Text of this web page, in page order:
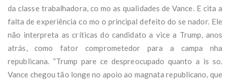
da classe trabalhadora, co mo as qualidades de Vance. E cita a
falta de experiência co mo o principal defeito do se nador. Ele
não interpreta as críticas do candidato a vice a Trump, anos
atrás, como fator comprometedor para a campa nha
republicana. “Trump pare ce despreocupado quanto a is so.
Vance chegou tão longe no apoio ao magnata republicano, que